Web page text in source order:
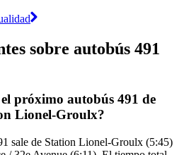
sobre autobús 491
próximo autobús 491 de
Lionel-Groulx?
sale de Station Lionel-Groulx (5:45)